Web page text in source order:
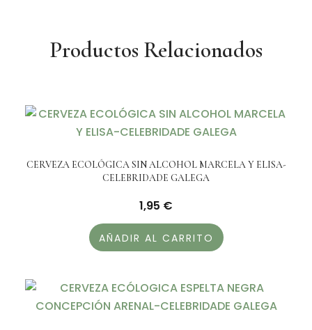
Productos Relacionados
CERVEZA ECOLÓGICA SIN ALCOHOL MARCELA Y ELISA-
CELEBRIDADE GALEGA
1,95 €
AÑADIR AL CARRITO